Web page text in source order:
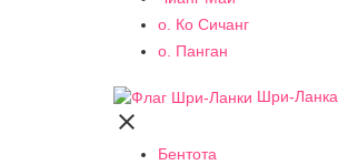
о. Ко Сичанг
о. Панган
Шри-Ланка

Бентота